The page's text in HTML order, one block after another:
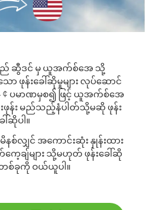
သည် ဆွီဒင် မှ ယူအက်စ်အေ သို့
ဖုန်းခေါ်ဆိုမှုများ လုပ်ဆောင်
¢ ပမာဏမှစ၍ ဖြင့် ယူအက်စ်အေ
ဖုန်း မည်သည့်နံပါတ်သို့မဆို ဖုန်း
ါ်ဆိုပါ။
ျှင် အကောင်းဆုံး နှုန်းထား
ကေ့ချ်များ သို့မဟုတ် ဖုန်းခေါ်ဆို
စ်ခုကို ဝယ်ယူပါ။